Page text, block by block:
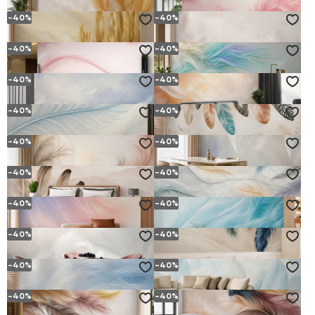
od19. (36. zł) od19.58zł 94
ZŁOTE PIÓRA NA BEŻOWYM TLE ELEGANCKA DO SALONU
od 19.58 zł(36. zł)
-40%
od 19. 58zł zł)
-40%
od19.58zł(36.94zł)
-40% -40%
od19.58zł(36.
-40%
od19.58zł (36.
-40%
BIAŁE PIÓRA NA BRZOSKWINIOWYM TLE SUBTELNA
od19.58 (36. 94zł)
-40%
BŁĘKITNE PIÓRO NA JASNYM TLE SUBTELNA DO SYPIALNI
19. 58zł(36.
-40%
od 19.58zł(36.94zł)
-40%
od 19.58zł(36.94zł)
-40%
BIAŁE PIÓRA DELIKATNE NA BŁĘKITNO BEŻOWYM TLE
od19.58 (36. zł)
-40%
od zł zł)
-40%
DELIKATNE PIÓRA PASTELOWE NA JASNYM TLE DO SYPIALNI
19. 58zł (36.94zł)
-40%
od (36.94zł)
-40%
DELIKATNE PIÓRA BŁĘKITNE LEKKIE I SUBTELNE DO SYPIALNI
od19.58zł(36.94zł)
-40%
BIAŁE PIÓRA DELIKATNE NA JASNYM TLE DO SYPIALNI
od (36.
-40%
od 19.58 zł(36.94zł)
-40% -40%
JASNE LIŚCIE BŁĘKITNO BIAŁE SUBTELNY BOTANICZNY WZÓR DO SYPIALNI
-40% -40%